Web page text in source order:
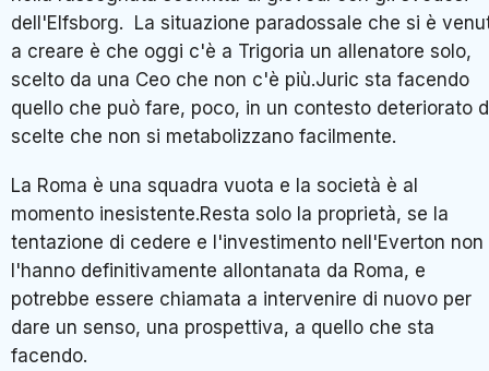
dell'Elfsborg. La situazione paradossale che si è
a creare è che oggi c'è a Trigoria un allenatore solo,
scelto da una Ceo che non c'è più.Juric sta facendo
quello che può fare, poco, in un contesto deteriorato
scelte che non si metabolizzano facilmente.
La Roma è una squadra vuota e la società è al
momento inesistente.Resta solo la proprietà, se la
tentazione di cedere e l'investimento nell'Everton non
l'hanno definitivamente allontanata da Roma, e
potrebbe essere chiamata a intervenire di nuovo per
dare un senso, una prospettiva, a quello che sta
facendo.